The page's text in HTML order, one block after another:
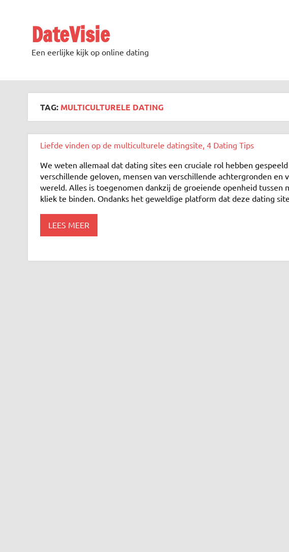
DateVisie
Een eerlijke kijk op online dating
TAG: MULTICULTURELE DATING
Liefde vinden op de multiculturele datingsite, 4 Dating Tips
We weten allemaal dat dating sites een cruciale rol hebben
verschillende geloven, mensen van verschillende achtergronden en
wereld. Alles is toegenomen dankzij de groeiende openheid tussen
kliek te binden. Ondanks het geweldige platform dat deze dating
LEES MEER